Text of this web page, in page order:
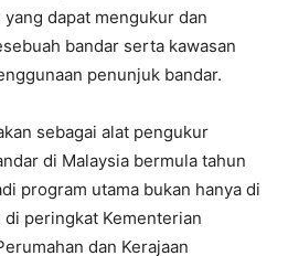
dapat mengukur dan
bandar serta kawasan
penunjuk bandar.
sebagai alat pengukur
di Malaysia bermula tahun
program utama bukan hanya di
peringkat Kementerian
dan Kerajaan